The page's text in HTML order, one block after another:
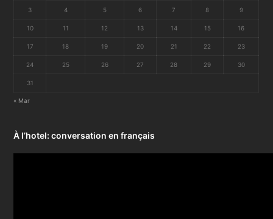
3 4 5 6 7 8 9
10 11 12 13 14 15 16
17 18 19 20 21 22 23
24 25 26 27 28 29 30
31
« Mar
À l’hotel: conversation en français